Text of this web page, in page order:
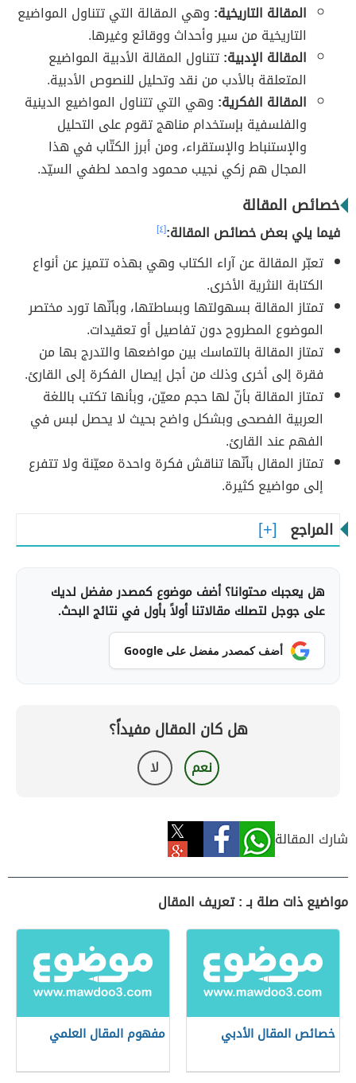
المقالة التاريخية: وهي المقالة التي تتناول المواضيع
التاريخية من سير وأحداث ووقائع وغيرها.
المقالة الإدبية:تتناول المقالة الأدبية المواضيع
المتعلقة بالأدب من نقد وتحليل للنصوص الأدبية.
المقالة الفكرية: وهي التي تتناول المواضيع الدينية
والفلسفية بإستخدام مناهج تقوم على التحليل
والإستنباط والإستقراء، ومن أبرز الكتّاب في هذا
المجال هم زكي نجيب محمود واحمد لطفي السيّد.
خصائص المقالة
فيما يلي بعض خصائص المقالة:[٤]
تعبّر المقالة عن آراء الكتاب وهي بهذه تتميز عن أنواع
الكتابة النثرية الأخرى.
تمتاز المقالة بسهولتها وبساطتها، وبأنّها تورد مختصر
الموضوع المطروح دون تفاصيل أو تعقيدات.
تمتاز المقالة بالتماسك بين مواضعها والتدرج بها من
فقرة إلى أخرى وذلك من أجل إيصال الفكرة إلى القارئ.
تمتاز المقالة بأنّ لها حجم معيّن، وبأنها تكتب باللغة
العربية الفصحى وبشكل واضح بحيث لا يحصل لبس في
الفهم عند القارئ.
تمتاز المقال بأنّها تناقش فكرة واحدة معيّنة ولا تتفرع
إلى مواضيع كثيرة.
المراجع
هل يعجبك محتوانا؟ أضف موضوع كمصدر مفضل لديك
على جوجل لتصلك مقالاتنا أولاً بأول في نتائج البحث.
أضف كمصدر مفضل على Google
هل كان المقال مفيداً؟
نعم لا
شارك المقالة
مواضيع ذات صلة بـ : تعريف المقال
خصائص المقال الأدبي مفهوم المقال العلمي